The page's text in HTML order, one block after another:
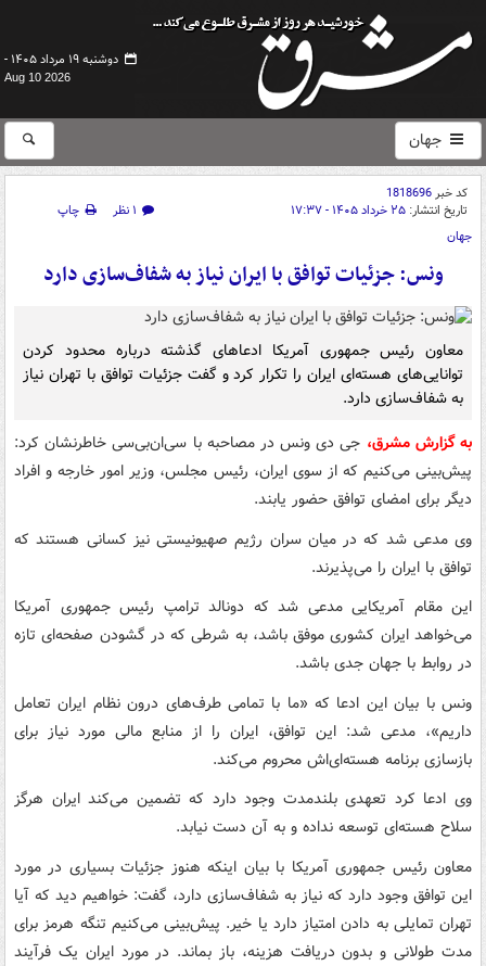
دوشنبه ۱۹ مرداد ۱۴۰۵ -
Aug 10 2026
جهان
کد خبر1818696
تاریخ انتشار: ۲۵ خرداد ۱۴۰۵ - ۱۷:۳۷ ۱ نظر
چاپ
جهان
ونس: جزئیات توافق با ایران نیاز به شفاف‌سازی دارد
معاون رئیس جمهوری آمریکا ادعاهای گذشته درباره محدود کردن
توانایی‌های هسته‌ای ایران را تکرار کرد و گفت جزئیات توافق با تهران نیاز
به شفاف‌سازی دارد.
به گزارش مشرق، جی دی ونس در مصاحبه با سی‌ان‌بی‌سی خاطرنشان کرد:
پیش‌بینی می‌کنیم که از سوی ایران، رئیس مجلس، وزیر امور خارجه و افراد
دیگر برای امضای توافق حضور یابند.
وی مدعی شد که در میان سران رژیم صهیونیستی نیز کسانی هستند که
توافق با ایران را می‌پذیرند.
این مقام آمریکایی مدعی شد که دونالد ترامپ رئیس جمهوری آمریکا
می‌خواهد ایران کشوری موفق باشد، به شرطی که در گشودن صفحه‌ای تازه
در روابط با جهان جدی باشد.
ونس با بیان این ادعا که «ما با تمامی طرف‌های درون نظام ایران تعامل
داریم»، مدعی شد: این توافق، ایران را از منابع مالی مورد نیاز برای
بازسازی برنامه هسته‌ای‌اش محروم می‌کند.
وی ادعا کرد تعهدی بلندمدت وجود دارد که تضمین می‌کند ایران هرگز
سلاح هسته‌ای توسعه نداده و به آن دست نیابد.
معاون رئیس جمهوری آمریکا با بیان اینکه هنوز جزئیات بسیاری در مورد
این توافق وجود دارد که نیاز به شفاف‌سازی دارد، گفت: خواهیم دید که آیا
تهران تمایلی به دادن امتیاز دارد یا خیر. پیش‌بینی می‌کنیم تنگه هرمز برای
مدت طولانی و بدون دریافت هزینه، باز بماند. در مورد ایران یک فرآیند